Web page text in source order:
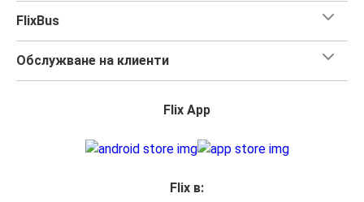
FlixBus
Обслужване на клиенти
Flix App
Flix в: